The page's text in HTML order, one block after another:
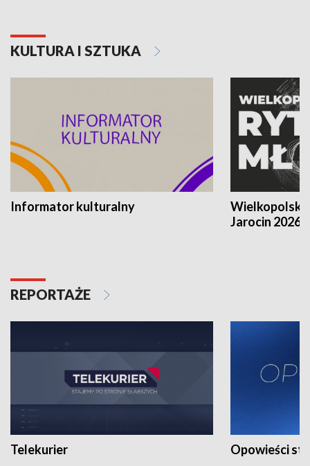
KULTURA I SZTUKA
Informator kulturalny
Jarocin 2026
REPORTAŻE
Telekurier Opowieści